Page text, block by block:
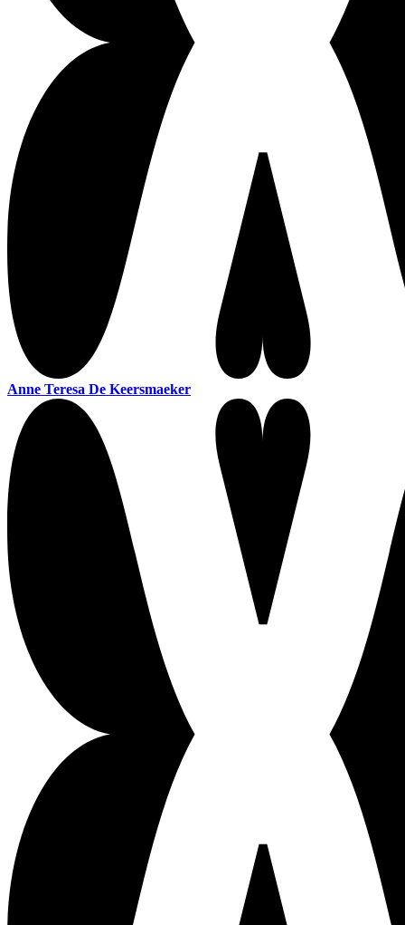
Anne Teresa De Keersmaeker